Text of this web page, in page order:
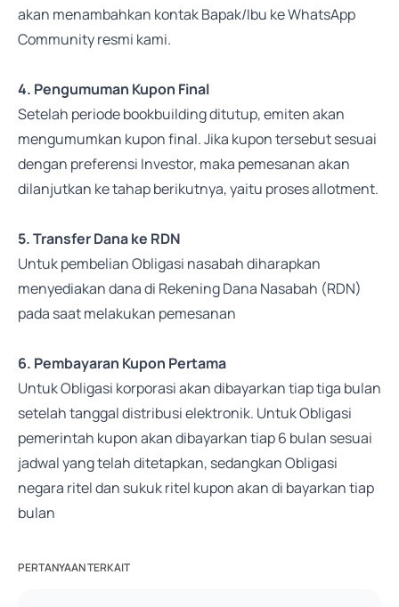
akan menambahkan kontak Bapak/Ibu ke WhatsApp
Community resmi kami.
4. Pengumuman Kupon Final
Setelah periode bookbuilding ditutup, emiten akan
mengumumkan kupon final. Jika kupon tersebut sesuai
dengan preferensi Investor, maka pemesanan akan
dilanjutkan ke tahap berikutnya, yaitu proses allotment.
5. Transfer Dana ke RDN
Untuk pembelian Obligasi nasabah diharapkan
menyediakan dana di Rekening Dana Nasabah (RDN)
pada saat melakukan pemesanan
6. Pembayaran Kupon Pertama
Untuk Obligasi korporasi akan dibayarkan tiap tiga bulan
setelah tanggal distribusi elektronik. Untuk Obligasi
pemerintah kupon akan dibayarkan tiap 6 bulan sesuai
jadwal yang telah ditetapkan, sedangkan Obligasi
negara ritel dan sukuk ritel kupon akan di bayarkan tiap
bulan
PERTANYAAN TERKAIT